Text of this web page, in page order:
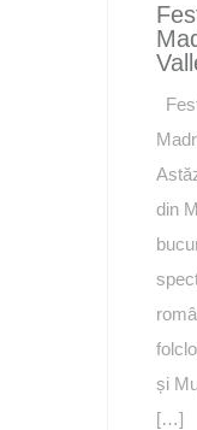
din
și
[…]